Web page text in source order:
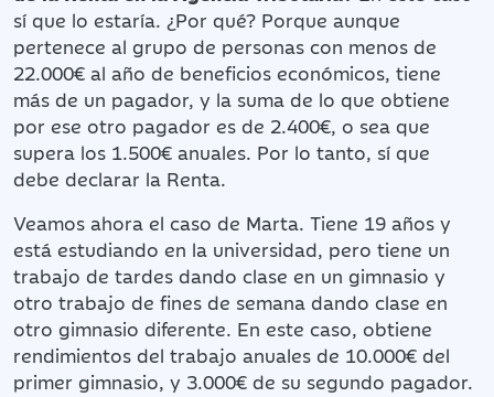
sí que lo estaría. ¿Por qué? Porque aunque
pertenece al grupo de personas con menos de
22.000€ al año de beneficios económicos, tiene
más de un pagador, y la suma de lo que obtiene
por ese otro pagador es de 2.400€, o sea que
supera los 1.500€ anuales. Por lo tanto, sí que
debe declarar la Renta.
Veamos ahora el caso de Marta. Tiene 19 años y
está estudiando en la universidad, pero tiene un
trabajo de tardes dando clase en un gimnasio y
otro trabajo de fines de semana dando clase en
otro gimnasio diferente. En este caso, obtiene
rendimientos del trabajo anuales de 10.000€ del
primer gimnasio, y 3.000€ de su segundo pagador.